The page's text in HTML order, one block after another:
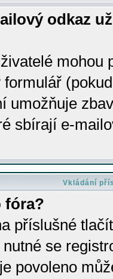
odkaz
mohou
umožňuje
sbírají e-
Vkládání
fóra?
příslušné
se
povoleno